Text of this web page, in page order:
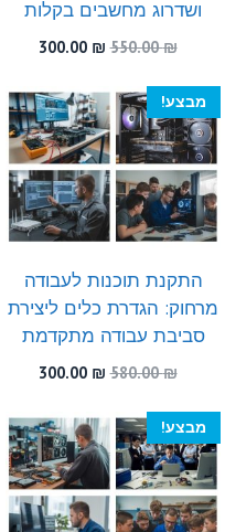
ושדרוג מחשבים בקלות
550.00₪
המחיר
היה:
550.00 ₪.
300.00 ₪
הוא:
300.00 ₪.
מבצע!
התקנת תוכנות לעבודה
מרחוק: הגדרת כלים ליצירת
סביבת עבודה מתקדמת
580.00₪
המחיר
היה:
580.00 ₪.
300.00 ₪
הוא:
300.00 ₪.
מבצע!